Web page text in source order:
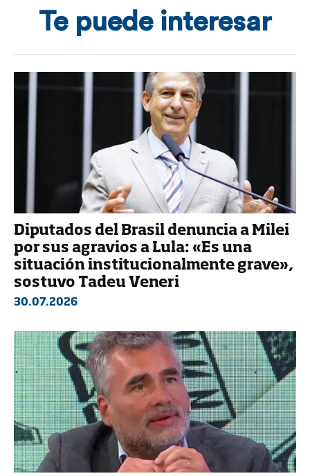
Te puede interesar
Diputados del Brasil denuncia a Milei
por sus agravios a Lula: «Es una
situación institucionalmente grave»,
sostuvo Tadeu Veneri
30.07.2026